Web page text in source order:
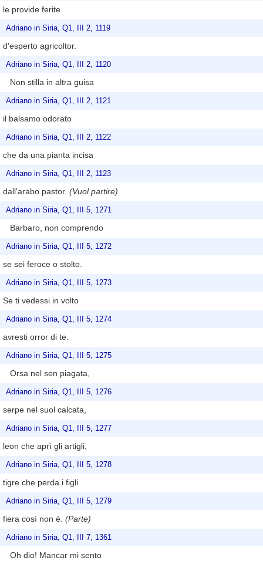
le provide ferite
Adriano in Siria, Q1, III 2, 1119
d'esperto agricoltor.
Adriano in Siria, Q1, III 2, 1120
Non stilla in altra guisa
Adriano in Siria, Q1, III 2, 1121
il balsamo odorato
Adriano in Siria, Q1, III 2, 1122
che da una pianta incisa
Adriano in Siria, Q1, III 2, 1123
dall'arabo pastor. (Vuol partire)
Adriano in Siria, Q1, III 5, 1271
Barbaro, non comprendo
Adriano in Siria, Q1, III 5, 1272
se sei feroce o stolto.
Adriano in Siria, Q1, III 5, 1273
Se ti vedessi in volto
Adriano in Siria, Q1, III 5, 1274
avresti orror di te.
Adriano in Siria, Q1, III 5, 1275
Orsa nel sen piagata,
Adriano in Siria, Q1, III 5, 1276
serpe nel suol calcata,
Adriano in Siria, Q1, III 5, 1277
leon che aprì gli artigli,
Adriano in Siria, Q1, III 5, 1278
tigre che perda i figli
Adriano in Siria, Q1, III 5, 1279
fiera così non è. (Parte)
Adriano in Siria, Q1, III 7, 1361
Oh dio! Mancar mi sento